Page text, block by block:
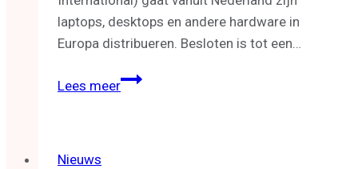
laptops, desktops en andere hardware in
Europa distribueren. Besloten is tot een…
Lees meerMSI
Nieuws